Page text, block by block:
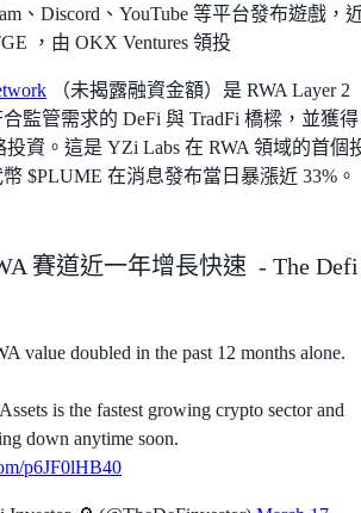
、Discord、YouTube 等平台發布遊戲，
，由 OKX Ventures 領投
（未揭露融資金額）是 RWA Layer 2
監管需求的 DeFi 與 TradFi 橋樑，並獲
投資。這是 YZi Labs 在 RWA 領域的首個
$PLUME 在消息發布當日暴漲近 33%。
賽道近一年增長快速 - The Defi
value doubled in the past 12 months alone.
is the fastest growing crypto sector and
down anytime soon.
p6JF0lHB40